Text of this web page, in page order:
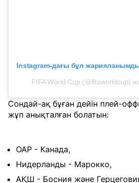
Instagram-дағы бұл
FIFA World Cup (@fifaworldcup)
Сондай-ақ бұған дейін плей-
жұп анықталған болатын:
ОАР - Канада,
Нидерланды - Марокко,
АҚШ - Босния және